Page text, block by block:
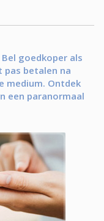
Bel goedkoper als
betalen na
medium. Ontdek
een paranormaal